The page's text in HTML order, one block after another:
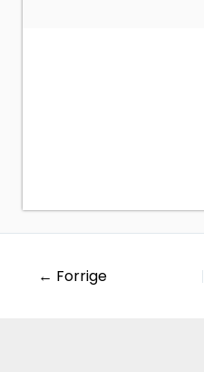
← Forrige